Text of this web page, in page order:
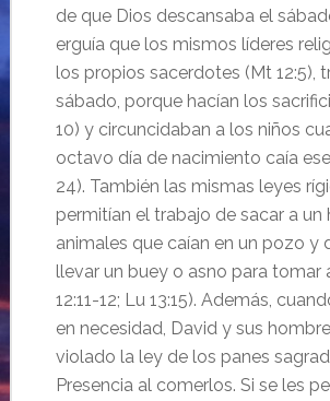
de que Dios descansaba el
erguía que los mismos líderes
los propios sacerdotes (Mt 12:5),
sábado, porque hacían los
10) y circuncidaban a los niños
octavo día de nacimiento caía
24). También las mismas leyes
permitían el trabajo de sacar a un
animales que caían en un pozo y
llevar un buey o asno para tomar
12:11-12; Lu 13:15). Además,
en necesidad, David y sus
violado la ley de los panes
Presencia al comerlos. Si se les